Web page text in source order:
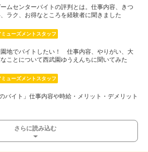
ムセンターバイトの評判とは。仕事内容、きつ
ラク、お得なところを経験者に聞きました
ミューズメントスタッフ
地でバイトしたい！ 仕事内容、やりがい、大
ことについて西武園ゆうえんちに聞いてみた
ミューズメントスタッフ
バイト」仕事内容や時給・メリット・デメリット
さらに読み込む